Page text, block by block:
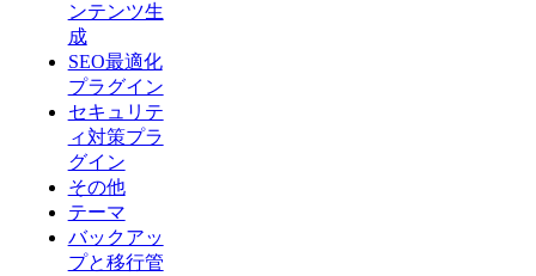
ンテンツ生
成
SEO最適化
プラグイン
セキュリテ
ィ対策プラ
グイン
その他
テーマ
バックアッ
プと移行管